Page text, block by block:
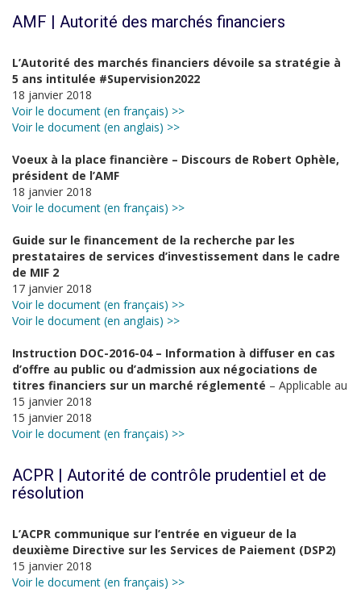
AMF | Autorité des marchés financiers
L’Autorité des marchés financiers dévoile sa stratégie à
5 ans intitulée #Supervision2022
18 janvier 2018
Voir le document (en français) >>
Voir le document (en anglais) >>
Voeux à la place financière – Discours de Robert Ophèle,
président de l’AMF
18 janvier 2018
Voir le document (en français) >>
Guide sur le financement de la recherche par les
prestataires de services d’investissement dans le cadre
de MIF 2
17 janvier 2018
Voir le document (en français) >>
Voir le document (en anglais) >>
Instruction DOC-2016-04 – Information à diffuser en cas
d’offre au public ou d’admission aux négociations de
titres financiers sur un marché réglementé – Applicable au
15 janvier 2018
15 janvier 2018
Voir le document (en français) >>
ACPR | Autorité de contrôle prudentiel et de
résolution
L’ACPR communique sur l’entrée en vigueur de la
deuxième Directive sur les Services de Paiement (DSP2)
15 janvier 2018
Voir le document (en français) >>